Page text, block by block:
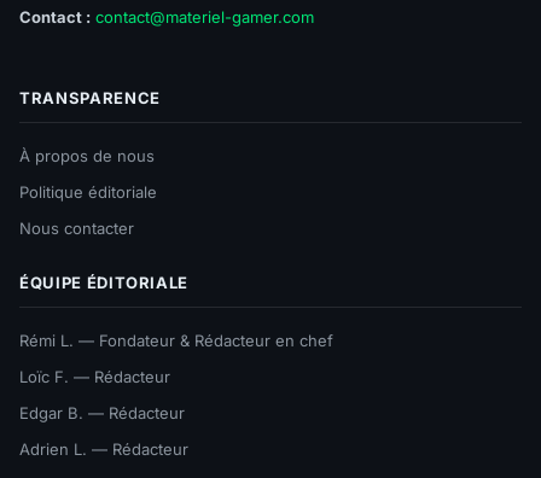
Contact : contact@materiel-gamer.com
TRANSPARENCE
À propos de nous
Politique éditoriale
Nous contacter
ÉQUIPE ÉDITORIALE
Rémi L. — Fondateur & Rédacteur en chef
Loïc F. — Rédacteur
Edgar B. — Rédacteur
Adrien L. — Rédacteur